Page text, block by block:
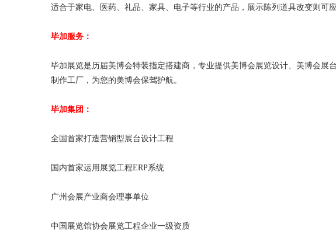
适合于家电、医药、礼品、家具、电子等行业的产品，展示陈列道具改变则可应
毕加服务：
毕加展览是历届美博会特装指定搭建商，专业提供美博会展览设计、美博会
制作工厂，为您的美博会保驾护航。
毕加集团：
全国首家打造营销型展台设计工程
国内首家运用展览工程ERP系统
广州会展产业商会理事单位
中国展览馆协会展览工程企业一级资质